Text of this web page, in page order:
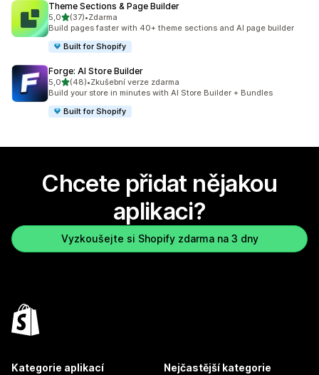
Theme Sections & Page Builder
5,0z 5 hvězd
(37)
Celkový počet recenzí: 37
•Zdarma
Build pages faster with 40+ theme sections and AI page builder
Built for Shopify
Forge: AI Store Builder
5,0z 5 hvězd
(48)
Celkový počet recenzí: 48
•Zkušební verze zdarma
Build your store in minutes with AI Store Builder + Bundles
Built for Shopify
Chcete přidat nějakou
aplikaci?
Vyzkoušejte si Shopify zdarma na 3 dny
Kategorie aplikací Nejčastější kategorie